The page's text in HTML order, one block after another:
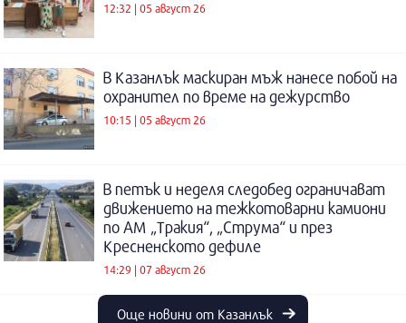
12:32 | 05 август 26
В Казанлък маскиран мъж нанесе побой на
охранител по време на дежурство
10:15 | 05 август 26
В петък и неделя следобед ограничават
движението на тежкотоварни камиони
по АМ „Тракия“, „Струма“ и през
Кресненското дефиле
14:29 | 07 август 26
Още новини от Казанлък